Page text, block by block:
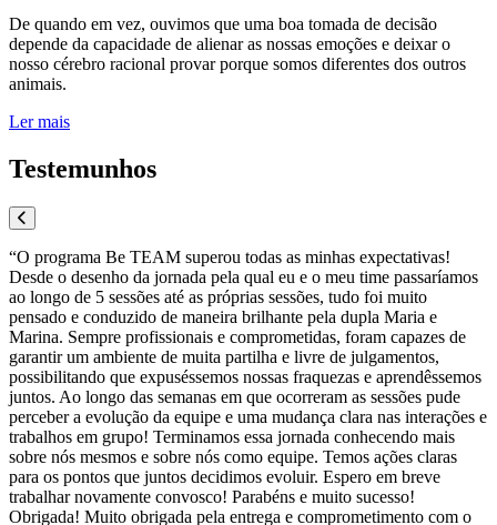
De quando em vez, ouvimos que uma boa tomada de decisão
depende da capacidade de alienar as nossas emoções e deixar o
nosso cérebro racional provar porque somos diferentes dos outros
animais.
Ler mais
Testemunhos
“O programa Be TEAM superou todas as minhas expectativas!
Desde o desenho da jornada pela qual eu e o meu time passaríamos
ao longo de 5 sessões até as próprias sessões, tudo foi muito
pensado e conduzido de maneira brilhante pela dupla Maria e
Marina. Sempre profissionais e comprometidas, foram capazes de
garantir um ambiente de muita partilha e livre de julgamentos,
possibilitando que expuséssemos nossas fraquezas e aprendêssemos
juntos. Ao longo das semanas em que ocorreram as sessões pude
perceber a evolução da equipe e uma mudança clara nas interações e
trabalhos em grupo! Terminamos essa jornada conhecendo mais
sobre nós mesmos e sobre nós como equipe. Temos ações claras
para os pontos que juntos decidimos evoluir. Espero em breve
trabalhar novamente convosco! Parabéns e muito sucesso!
Obrigada! Muito obrigada pela entrega e comprometimento com o